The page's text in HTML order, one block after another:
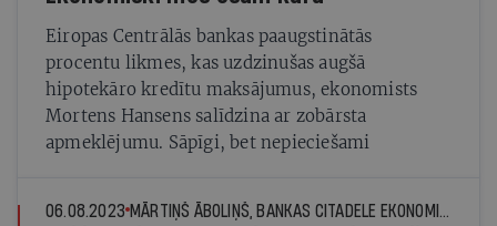
Eiropas Centrālās bankas paaugstinātās
procentu likmes, kas uzdzinušas augšā
hipotekāro kredītu maksājumus, ekonomists
Mortens Hansens salīdzina ar zobārsta
apmeklējumu. Sāpīgi, bet nepieciešami
06.08.2023 MĀRTIŅŠ ĀBOLIŅŠ, BANKAS CITADELE EKONOMISTS